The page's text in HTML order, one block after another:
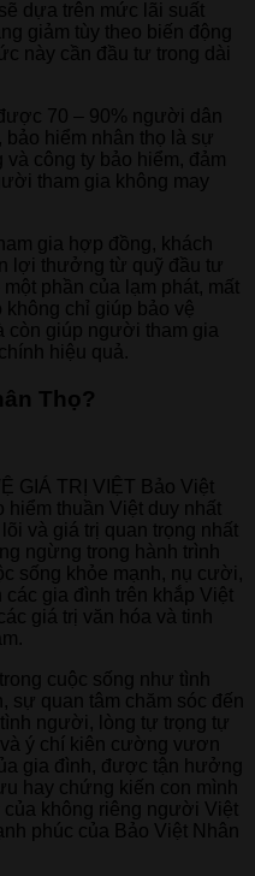
dựa trên mức lãi suất
giảm tùy theo biến động
này cần đầu tư trong dài
70 – 90% người dân
hiểm nhân thọ là sự
công ty bảo hiểm, đảm
tham gia không may
gia hợp đồng, khách
lợi thưởng từ quỹ đầu tư
phần của lạm phát, mất
không chỉ giúp bảo vệ
còn giúp người tham gia
hiệu quả.
Thọ?
GIÁ TRỊ VIỆT Bảo Việt
hiểm thuần Việt duy nhất
và giá trị quan trọng nhất
ngừng trong hành trình
sống khỏe mạnh, nụ cười,
các gia đình trên khắp Việt
giá trị văn hóa và tinh
cuộc sống như tình
sự quan tâm chăm sóc đến
người, lòng tự trọng tự
ý chí kiên cường vươn
gia đình, được tận hưởng
hay chứng kiến con mình
không riêng người Việt
phúc của Bảo Việt Nhân